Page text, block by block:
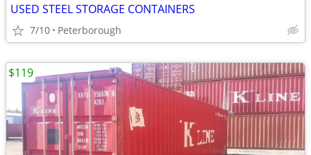
USED STEEL STORAGE CONTAINERS
7/10 Peterborough
$119